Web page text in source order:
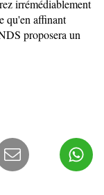
irrémédiablement
qu'en affinant
proposera un